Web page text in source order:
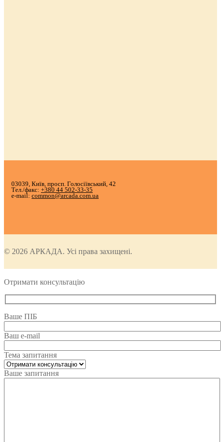
03039, Київ, просп. Голосіївський, 42
Тел./факс: +380 44 502-33-35
e-mail: common@arcada.com.ua
© 2026 АРКАДА. Усі права захищені.
Отримати консультацію
Ваше ПІБ
Ваш e-mail
Тема запитання
Ваше запитання